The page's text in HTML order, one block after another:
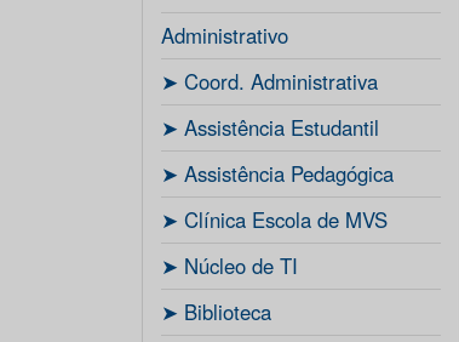
Administrativo
ㅤ➤ Coord. Administrativa
ㅤ➤ Assistência Estudantil
ㅤ➤ Assistência Pedagógica
ㅤ➤ Clínica Escola de MVS
ㅤ➤ Núcleo de TI
ㅤ➤ Biblioteca